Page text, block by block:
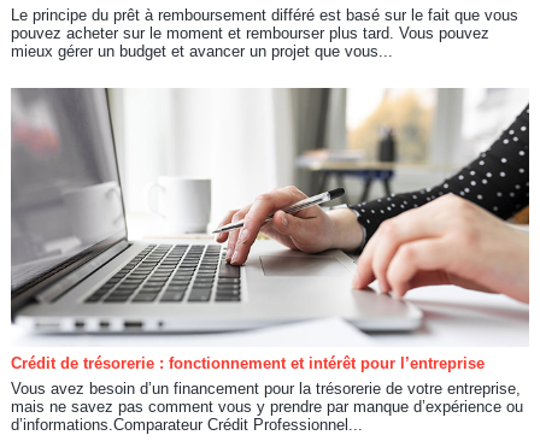
Le principe du prêt à remboursement différé est basé sur le fait que vous
pouvez acheter sur le moment et rembourser plus tard. Vous pouvez
mieux gérer un budget et avancer un projet que vous...
Crédit de trésorerie : fonctionnement et intérêt pour l’entreprise
Vous avez besoin d’un financement pour la trésorerie de votre entreprise,
mais ne savez pas comment vous y prendre par manque d’expérience ou
d’informations.Comparateur Crédit Professionnel...